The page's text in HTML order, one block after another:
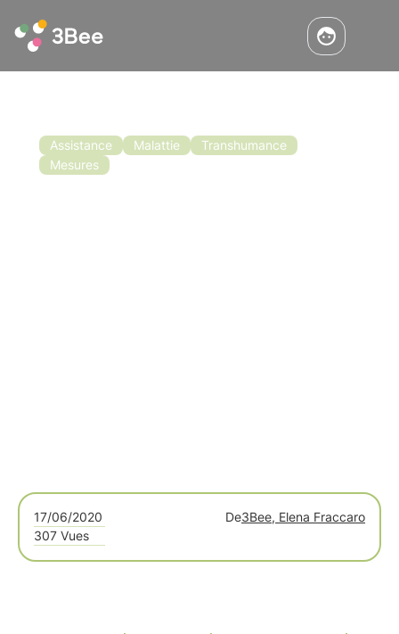
Assistance Malattie
Transhumance
Mesures
17/06/2020 De3Bee, Elena Fraccaro
307 Vues